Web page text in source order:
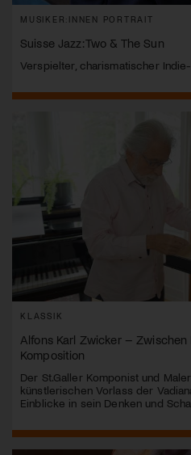
MUSIKER:INNEN PORTRAIT
Suisse Jazz: Two & The Sun
Verspielter, charismatischer
KLASSIK
Alfons Karl Zwicker – Zwischen
Komposition
Der St.Galler Komponist und
künstlerischen Vorlass der
Einblicke in sein Denken und